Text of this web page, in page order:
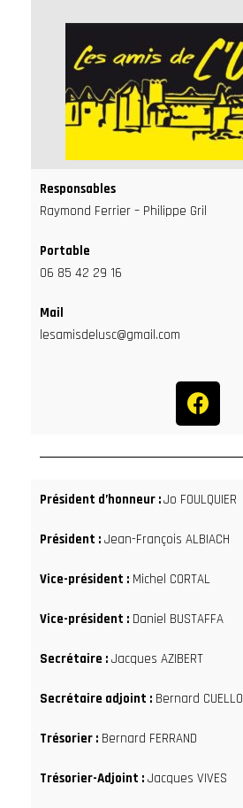
Responsables
Raymond Ferrier – Philippe Gril
Portable
06 85 42 29 16
Mail
lesamisdelusc@gmail.com
Président d’honneur :Jo FOULQUIER
Président : Jean-François ALBIACH
Vice-président : Michel CORTAL
Vice-président : Daniel BUSTAFFA
Secrétaire : Jacques AZIBERT
Secrétaire adjoint : Bernard CUELLO
Trésorier : Bernard FERRAND
Trésorier-Adjoint : Jacques VIVES